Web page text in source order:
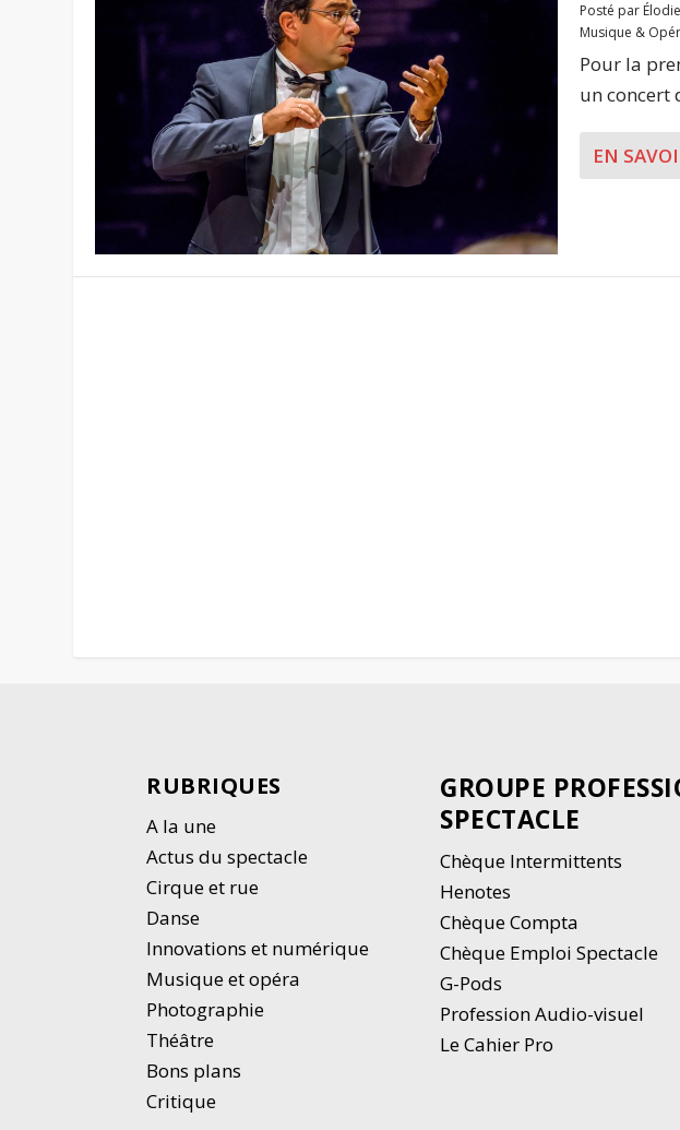
Posté par
Musique &
Pour la
un concert
EN
RUBRIQUES
A la une
Actus du spectacle
Cirque et rue
Danse
Innovations et numérique
Musique et opéra
Photographie
Théâtre
Bons plans
Critique
GROUPE
SPECTACLE
Chèque Intermittents
Henotes
Chèque Compta
Chèque Emploi Spectacle
G-Pods
Profession Audio-visuel
Le Cahier Pro